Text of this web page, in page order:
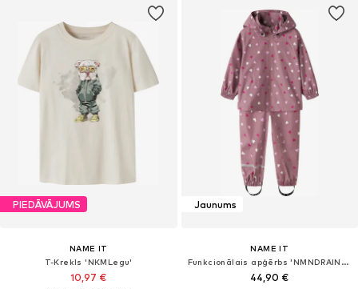
PIEDĀVĀJUMS
NAME IT
T-Krekls 'NKMLegu'
10,97 €
Jaunums
NAME IT
Funkcionālais apģērbs 'NMNDRAIN05'
44,90 €